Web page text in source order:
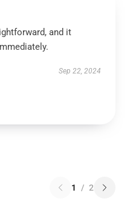
and it
Sep 22, 2024
1 / 2